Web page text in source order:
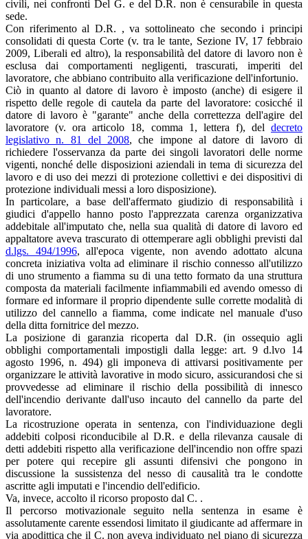
civili, nei confronti Del G. e del D.R. non è censurabile in questa
sede.
Con riferimento al D.R. , va sottolineato che secondo i principi
consolidati di questa Corte (v. tra le tante, Sezione IV, 17 febbraio
2009, Liberali ed altro), la responsabilità del datore di lavoro non è
esclusa dai comportamenti negligenti, trascurati, imperiti del
lavoratore, che abbiano contribuito alla verificazione dell'infortunio.
Ciò in quanto al datore di lavoro è imposto (anche) di esigere il
rispetto delle regole di cautela da parte del lavoratore: cosicché il
datore di lavoro è "garante" anche della correttezza dell'agire del
lavoratore (v. ora articolo 18, comma 1, lettera f), del decreto
legislativo n. 81 del 2008, che impone al datore di lavoro di
richiedere l'osservanza da parte dei singoli lavoratori delle norme
vigenti, nonché delle disposizioni aziendali in tema di sicurezza del
lavoro e di uso dei mezzi di protezione collettivi e dei dispositivi di
protezione individuali messi a loro disposizione).
In particolare, a base dell'affermato giudizio di responsabilità i
giudici d'appello hanno posto l'apprezzata carenza organizzativa
addebitale all'imputato che, nella sua qualità di datore di lavoro ed
appaltatore aveva trascurato di ottemperare agli obblighi previsti dal
d.lgs. 494/1996, all'epoca vigente, non avendo adottato alcuna
concreta iniziativa volta ad eliminare il rischio connesso all'utilizzo
di uno strumento a fiamma su di una tetto formato da una struttura
composta da materiali facilmente infiammabili ed avendo omesso di
formare ed informare il proprio dipendente sulle corrette modalità di
utilizzo del cannello a fiamma, come indicate nel manuale d'uso
della ditta fornitrice del mezzo.
La posizione di garanzia ricoperta dal D.R. (in ossequio agli
obblighi comportamentali impostigli dalla legge: art. 9 d.lvo 14
agosto 1996, n. 494) gli imponeva di attivarsi positivamente per
organizzare le attività lavorative in modo sicuro, assicurandosi che si
provvedesse ad eliminare il rischio della possibilità di innesco
dell'incendio derivante dall'uso incauto del cannello da parte del
lavoratore.
La ricostruzione operata in sentenza, con l'individuazione degli
addebiti colposi riconducibile al D.R. e della rilevanza causale di
detti addebiti rispetto alla verificazione dell'incendio non offre spazi
per potere qui recepire gli assunti difensivi che pongono in
discussione la sussistenza del nesso di causalità tra le condotte
ascritte agli imputati e l'incendio dell'edificio.
Va, invece, accolto il ricorso proposto dal C. .
Il percorso motivazionale seguito nella sentenza in esame è
assolutamente carente essendosi limitato il giudicante ad affermare in
via apodittica che il C. non aveva individuato nel piano di sicurezza